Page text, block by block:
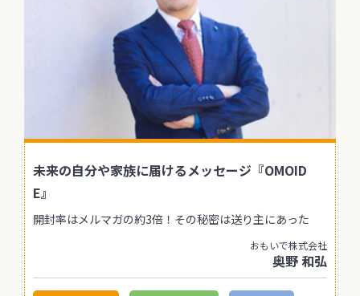
未来の自分や家族に届けるメッセージ『OMOID
E』
開封率はメルマガの約3倍！その秘密は送り主にあった
おもいで株式会社
奥野 和弘